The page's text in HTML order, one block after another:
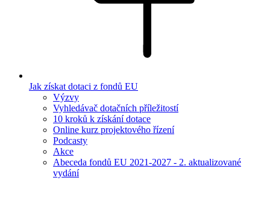
Jak získat dotaci z fondů EU
Výzvy
Vyhledávač dotačních příležitostí
10 kroků k získání dotace
Online kurz projektového řízení
Podcasty
Akce
Abeceda fondů EU 2021-2027 - 2. aktualizované
vydání